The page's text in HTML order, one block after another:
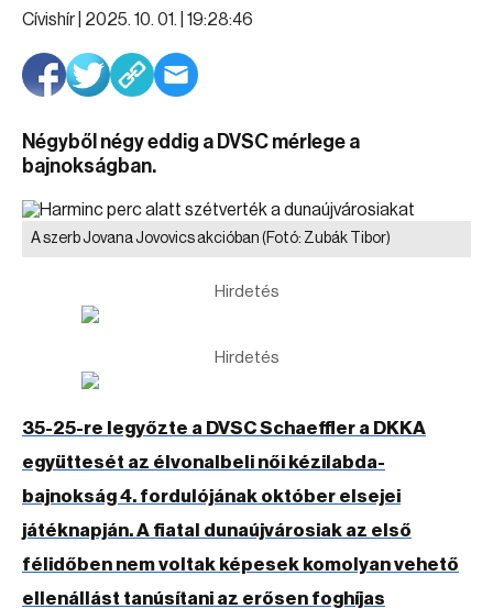
Cívishír | 2025. 10. 01. | 19:28:46
Négyből négy eddig a DVSC mérlege a
bajnokságban.
A szerb Jovana Jovovics akcióban (Fotó: Zubák Tibor)
Hirdetés
Hirdetés
35-25-re legyőzte a DVSC Schaeffler a DKKA
együttesét az élvonalbeli női kézilabda-
bajnokság 4. fordulójának október elsejei
játéknapján. A fiatal dunaújvárosiak az első
félidőben nem voltak képesek komolyan vehető
ellenállást tanúsítani az erősen foghíjas